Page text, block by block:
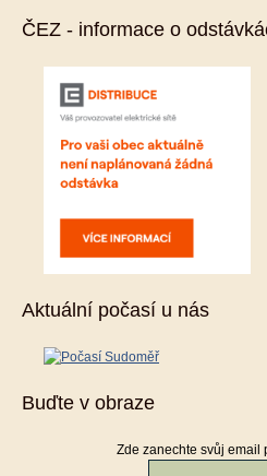
ČEZ - informace o
Aktuální počasí u nás
Buďte v obraze
Zde zanechte svůj email